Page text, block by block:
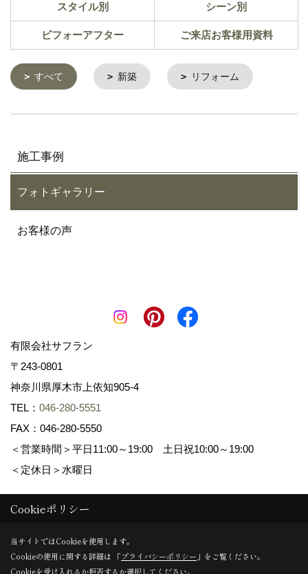
スタイル別 シーン別
ビフォーアフター ご来店お客様用資料
すべて 新築 リフォーム
施工事例
フォトギャラリー
お客様の声
有限会社サフラン
〒243-0801
神奈川県厚木市上依知905-4
TEL： 046-280-5551
FAX：046-280-5550
＜営業時間＞平日11:00～19:00 土日祝10:00～19:00
＜定休日＞水曜日
Reserved.
Produced byゴデスクリエイト
Cookieポリシー
当サイトではCookieを使用します。
Cookieの使用に関する詳細は 「プライバシーポリシー 」をご覧ください。
Cookieを受け入れるか拒否するか選択してください。